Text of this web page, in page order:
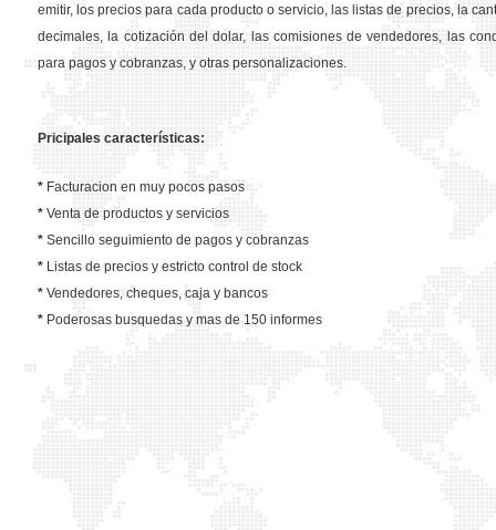
emitir, los precios para cada producto o servicio, las listas de precios, la
decimales, la cotización del dolar, las comisiones de vendedores, las
para pagos y cobranzas, y otras personalizaciones.
Pricipales características:
* Facturacion en muy pocos pasos
* Venta de productos y servicios
* Sencillo seguimiento de pagos y cobranzas
* Listas de precios y estricto control de stock
* Vendedores, cheques, caja y bancos
* Poderosas busquedas y mas de 150 informes